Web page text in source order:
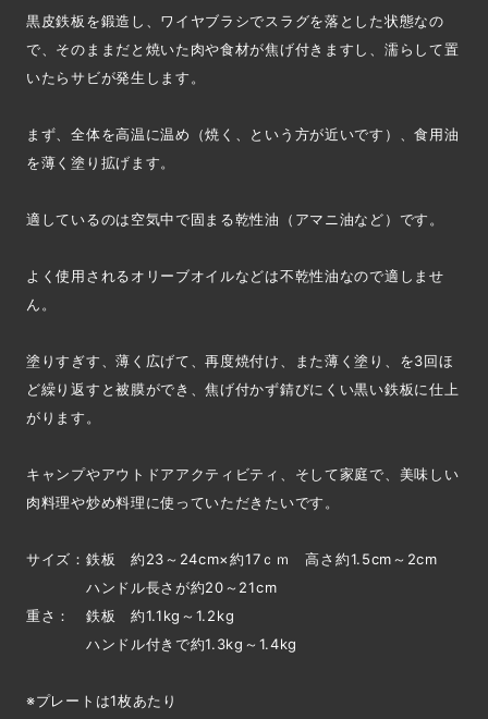
黒皮鉄板を鍛造し、ワイヤブラシでスラグを落とした状態なの
で、そのままだと焼いた肉や食材が焦げ付きますし、濡らして置
いたらサビが発生します。
まず、全体を高温に温め（焼く、という方が近いです）、食用油
を薄く塗り拡げます。
適しているのは空気中で固まる乾性油（アマニ油など）です。
よく使用されるオリーブオイルなどは不乾性油なので適しませ
ん。
塗りすぎす、薄く広げて、再度焼付け、また薄く塗り、を3回ほ
ど繰り返すと被膜ができ、焦げ付かず錆びにくい黒い鉄板に仕上
がります。
キャンプやアウトドアアクティビティ、そして家庭で、美味しい
肉料理や炒め料理に使っていただきたいです。
サイズ：鉄板 約23～24cm×約17ｃｍ 高さ約1.5cm～2cm
ハンドル長さが約20～21cm
重さ： 鉄板 約1.1kg～1.2kg
ハンドル付きで約1.3kg～1.4kg
※プレートは1枚あたり